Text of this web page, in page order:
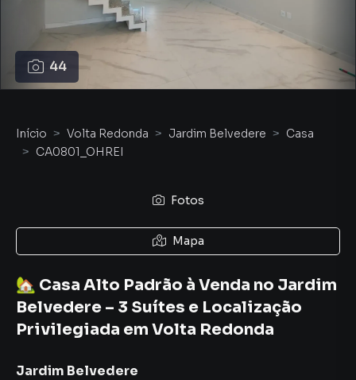
44
Início Volta Redonda Jardim Belvedere
Casa
CA0801_OHREI
Fotos
Mapa
🏡 Casa Alto Padrão à Venda no Jardim
Belvedere – 3 Suítes e Localização
Privilegiada em Volta Redonda
Jardim Belvedere